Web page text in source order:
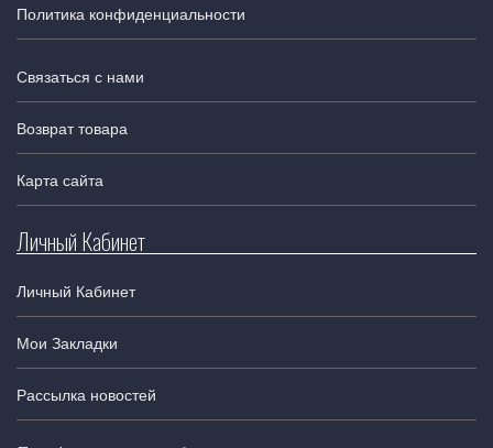
Политика конфиденциальности
Связаться с нами
Возврат товара
Карта сайта
Личный Кабинет
Личный Кабинет
Мои Закладки
Рассылка новостей